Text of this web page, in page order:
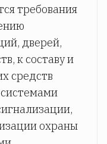
требования
дверей,
к составу и
средств
охраны